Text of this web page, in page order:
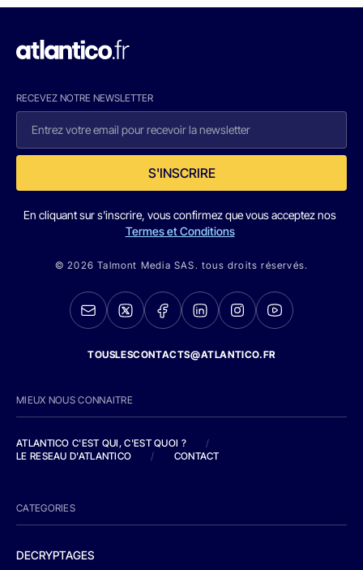
RECEVEZ NOTRE NEWSLETTER
S'INSCRIRE
En cliquant sur s'inscrire, vous confirmez que vous acceptez nos
Termes et Conditions
© 2026 Talmont Media SAS. tous droits réservés.
TOUSLESCONTACTS@ATLANTICO.FR
MIEUX NOUS CONNAITRE
ATLANTICO C'EST QUI, C'EST QUOI ?
/
LE RESEAU D'ATLANTICO
/ CONTACT
CATEGORIES
DECRYPTAGES